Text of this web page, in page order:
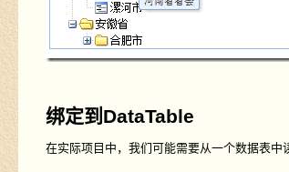
绑定到DataTable
在实际项目中，我们可能需要从一个数据表中